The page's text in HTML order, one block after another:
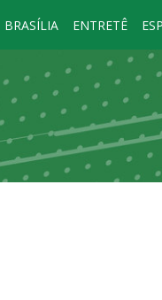
BRASÍLIA ENTRETÊ